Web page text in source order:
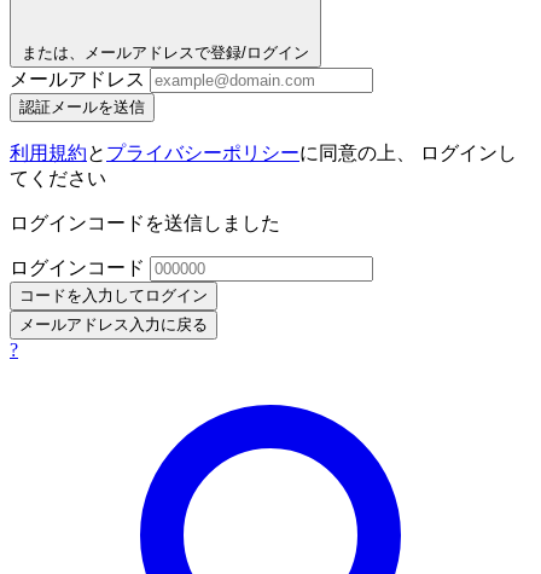
または、メールアドレスで登録/ログイン
メールアドレス
認証メールを送信
利用規約と プライバシーポリシーに同意の上、 ログインし
てください
ログインコードを送信しました
ログインコード
コードを入力してログイン
メールアドレス入力に戻る
?